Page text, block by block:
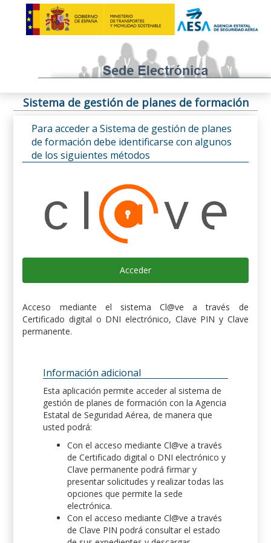
Sistema de gestión de planes de formación
Para acceder a Sistema de gestión de planes
de formación debe identificarse con algunos
de los siguientes métodos
Acceder
Acceso mediante el sistema Cl@ve a través de
Certificado digital o DNI electrónico, Clave PIN y Clave
permanente.
Información adicional
Esta aplicación permite acceder al sistema de
gestión de planes de formación con la Agencia
Estatal de Seguridad Aérea, de manera que
usted podrá:
Con el acceso mediante Cl@ve a través
de Certificado digital o DNI electrónico y
Clave permanente podrá firmar y
presentar solicitudes y realizar todas las
opciones que permite la sede
electrónica.
Con el acceso mediante Cl@ve a través
de Clave PIN podrá consultar el estado